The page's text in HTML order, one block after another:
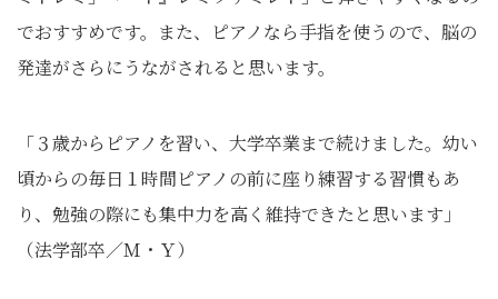
でおすすめです。また、ピアノなら手指を使うので、脳の
発達がさらにうながされると思います。
「３歳からピアノを習い、大学卒業まで続けました。幼い
頃からの毎日１時間ピアノの前に座り練習する習慣もあ
り、勉強の際にも集中力を高く維持できたと思います」
（法学部卒／Ｍ・Ｙ）